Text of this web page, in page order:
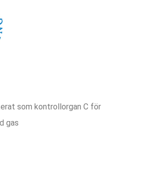
som kontrollorgan C för
gas